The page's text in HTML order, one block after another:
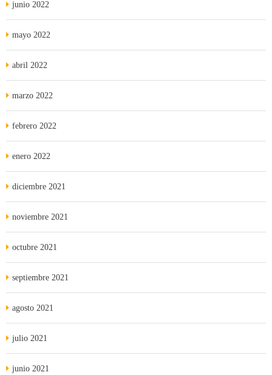
junio 2022
mayo 2022
abril 2022
marzo 2022
febrero 2022
enero 2022
diciembre 2021
noviembre 2021
octubre 2021
septiembre 2021
agosto 2021
julio 2021
junio 2021